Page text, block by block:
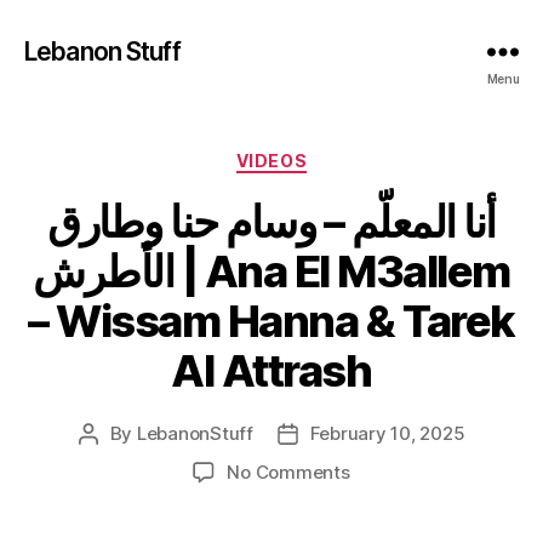
Lebanon Stuff
Menu
Categories
VIDEOS
أنا المعلّم – وسام حنا وطارق
الأطرش | Ana El M3allem
– Wissam Hanna & Tarek
Al Attrash
Post
By LebanonStuff
PostFebruary 10, 2025
No Commentson